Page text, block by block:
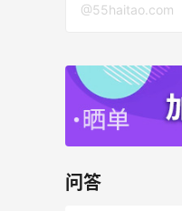
@55haitao.com
问答
开奖
08月